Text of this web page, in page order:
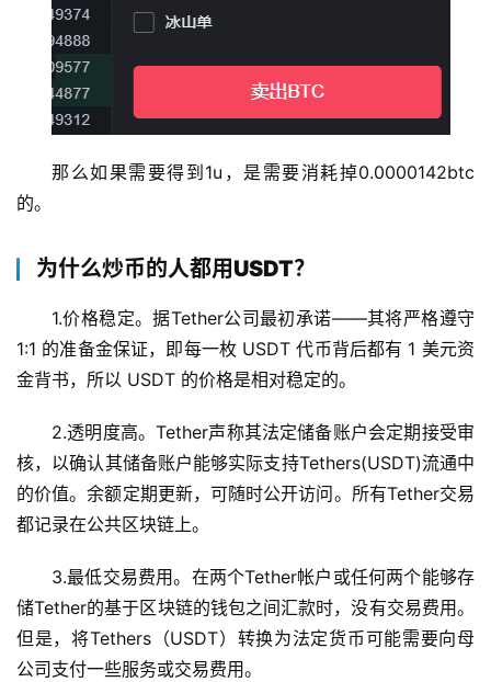
新
分
析
圈
常
见
问
那么如果需要得到1u，是需要消耗掉0.0000142btc
的。
为什么炒币的人都用USDT？
1.价格稳定。据Tether公司最初承诺——其将严格遵守
1:1 的准备金保证，即每一枚 USDT 代币背后都有 1 美元资
金背书，所以 USDT 的价格是相对稳定的。
2.透明度高。Tether声称其法定储备账户会定期接受审
核，以确认其储备账户能够实际支持Tethers(USDT)流通中
的价值。余额定期更新，可随时公开访问。所有Tether交易
都记录在公共区块链上。
3.最低交易费用。在两个Tether帐户或任何两个能够存
储Tether的基于区块链的钱包之间汇款时，没有交易费用。
但是，将Tethers（USDT）转换为法定货币可能需要向母
公司支付一些服务或交易费用。